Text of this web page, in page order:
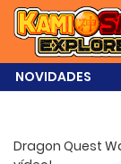
NOVIDADES
Dragon Quest